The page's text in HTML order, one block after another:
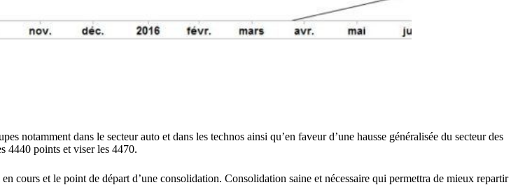
dans le secteur auto et dans les technos ainsi qu’en faveur d’une hausse généralisée du secteur des
4440 points et viser les 4470.
cours et le point de départ d’une consolidation. Consolidation saine et nécessaire qui permettra de mieux repartir